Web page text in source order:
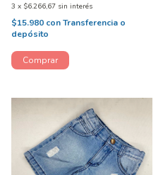
3 x $6.266,67 sin interés
$15.980 conTransferencia o
depósito